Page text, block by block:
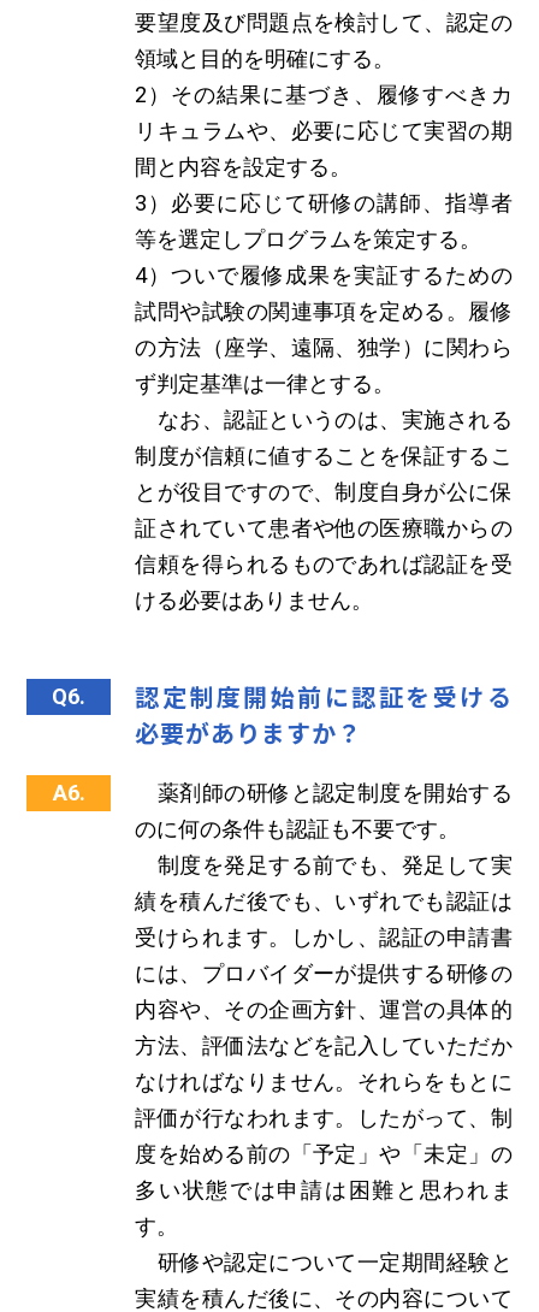
要望度及び問題点を検討して、認定の
領域と目的を明確にする。
2）その結果に基づき、履修すべきカ
リキュラムや、必要に応じて実習の期
間と内容を設定する。
3）必要に応じて研修の講師、指導者
等を選定しプログラムを策定する。
4）ついで履修成果を実証するための
試問や試験の関連事項を定める。履修
の方法（座学、遠隔、独学）に関わら
ず判定基準は一律とする。
なお、認証というのは、実施される
制度が信頼に値することを保証するこ
とが役目ですので、制度自身が公に保
証されていて患者や他の医療職からの
信頼を得られるものであれば認証を受
ける必要はありません。
Q6.
認定制度開始前に認証を受ける
必要がありますか？
A6.
薬剤師の研修と認定制度を開始する
のに何の条件も認証も不要です。
制度を発足する前でも、発足して実
績を積んだ後でも、いずれでも認証は
受けられます。しかし、認証の申請書
には、プロバイダーが提供する研修の
内容や、その企画方針、運営の具体的
方法、評価法などを記入していただか
なければなりません。それらをもとに
評価が行なわれます。したがって、制
度を始める前の「予定」や「未定」の
多い状態では申請は困難と思われま
す。
研修や認定について一定期間経験と
実績を積んだ後に、その内容について